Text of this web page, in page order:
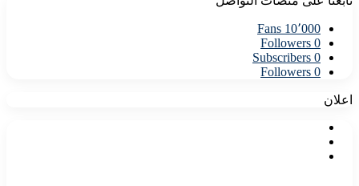
10٬000 Fans
0
Followers
0
Subscribers
0
Followers
اعلان